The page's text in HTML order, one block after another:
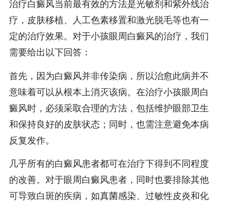
治疗白癜风当前最有效的方法是光敏剂和紫外线治
疗，皮肤移植、人工色素移置和激光脱毛等也有一
定的治疗效果。对于小孩眼周白癜风的治疗，我们
需要给出以下回答：
首先，因为白癜风并非传染病，所以治愈此病并不
意味着可以从根本上消灭该病。在治疗小孩眼周白
癜风时，必须采取合理的方法，包括维护眼部卫生
和保持良好的皮肤状态；同时，也需注意避免本病
反复发作。
几乎所有的白癜风患者都可在治疗下得到不同程度
的改善。对于眼周白癜风患者，同时也要排除其他
可导致白斑的疾病，如真菌感染、过敏性皮炎和化